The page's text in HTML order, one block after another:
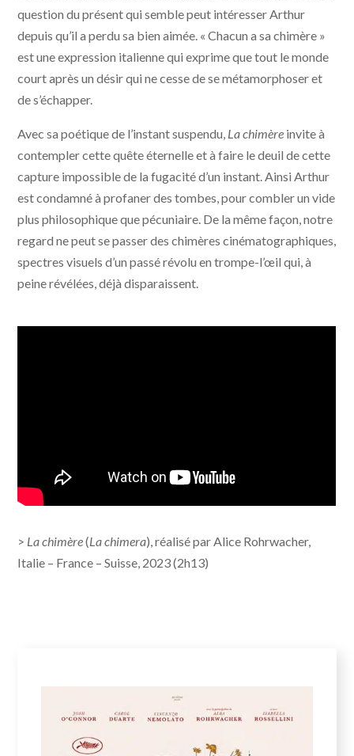
question du présent qui semble peut intéresser Arthur
depuis qu’il a perdu sa bien aimée. « Chacun a sa chimère »
est une expression italienne qui exprime que tout le monde
court après un désir qui ne cesse de se métamorphoser et
de s’échapper.
Avec sa poétique de l’instant suspendu, La chimère invite à
contempler cette quête éternelle et à faire le deuil de cette
capture impossible de la fugacité d’un instant. Ainsi Arthur
est condamné à profaner des tombes, pour combler un vide
plus philosophique que pécuniaire. De la même façon, notre
regard ne peut se passer des chimères cinématographiques,
spectres visuels d’un passé révolu en trompe-l’œil qui, à
peine révélées, déjà disparaissent.
> La chimère(La chimera), réalisé par Alice Rohrwacher,
Italie – France – Suisse, 2023 (2h13)